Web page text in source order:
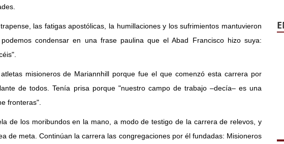
las fatigas apostólicas, la humillaciones y los sufrimientos mantuvieron
condensar en una frase paulina que el Abad Francisco hizo suya:
misioneros de Mariannhill porque fue el que comenzó esta carrera por
de todos. Tenía prisa porque "nuestro campo de trabajo –decía– es una
fronteras".
de los moribundos en la mano, a modo de testigo de la carrera de relevos, y
de meta. Continúan la carrera las congregaciones por él fundadas: Misioneros